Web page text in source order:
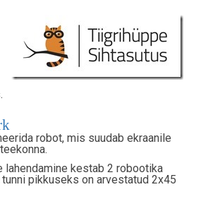
robot, mis suudab ekraanile
lahendamine kestab 2 robootika
pikkuseks on arvestatud 2x45